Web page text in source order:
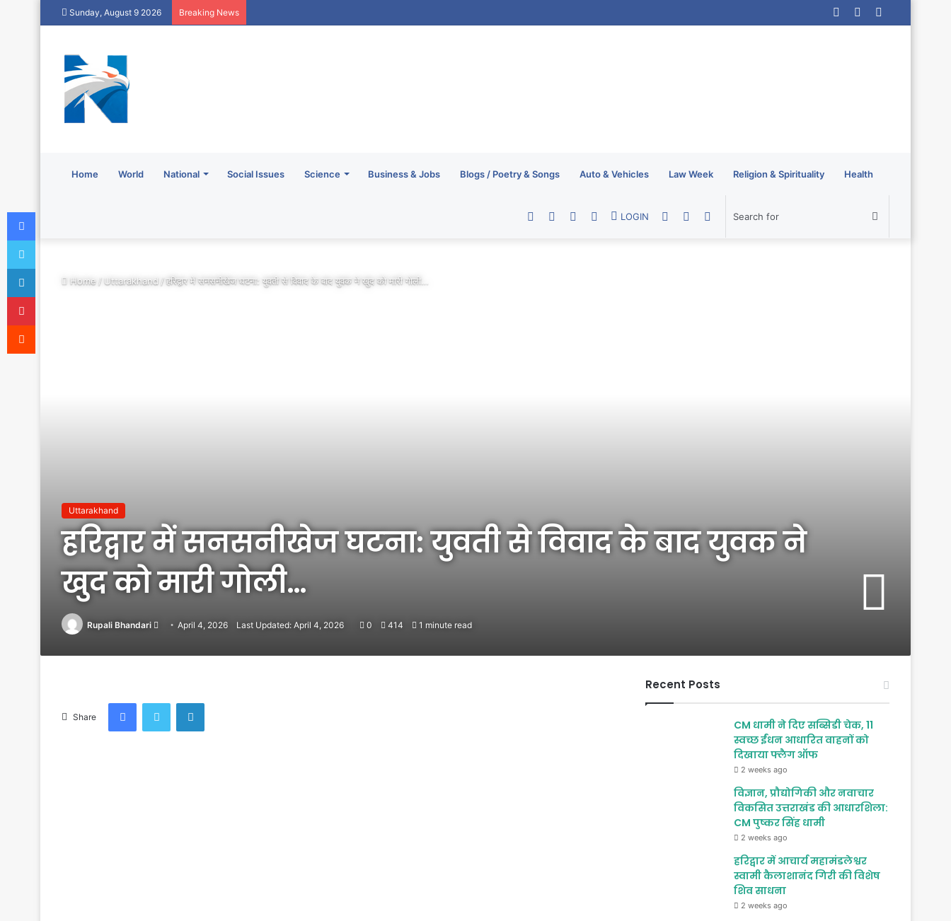
Sunday, August 9 2026 Breaking News
Random
Log
Home World National Social Issues Science Business & Jobs Blogs / Poetry & Songs Auto & Vehicles Law Week Religion & Spirituality Health
Search
Switch
Sidebar
Random
LOGIN
RSS
YouTube
Twitter
Facebook
Home/Uttarakhand/हरिद्वार में सनसनीखेज घटना: युवती से विवाद के बाद युवक ने खुद को मारी गोली…
Uttarakhand
हरिद्वार में सनसनीखेज घटना: युवती से विवाद के बाद युवक ने
खुद को मारी गोली…
Rupali Bhandari
Send
email
April 4, 2026 Last Updated: April 4, 2026 0 414 1 minute read
Share
FacebookTwitter LinkedIn
Recent Posts
CM धामी ने दिए सब्सिडी चेक, 11
स्वच्छ ईंधन आधारित वाहनों को
दिखाया फ्लैग ऑफ
2 weeks ago
विज्ञान, प्रौद्योगिकी और नवाचार
विकसित उत्तराखंड की आधारशिला:
CM पुष्कर सिंह धामी
2 weeks ago
हरिद्वार में आचार्य महामंडलेश्वर
स्वामी कैलाशानंद गिरी की विशेष
शिव साधना
2 weeks ago
Facebook
Twitter
LinkedIn
Pinterest
Reddit